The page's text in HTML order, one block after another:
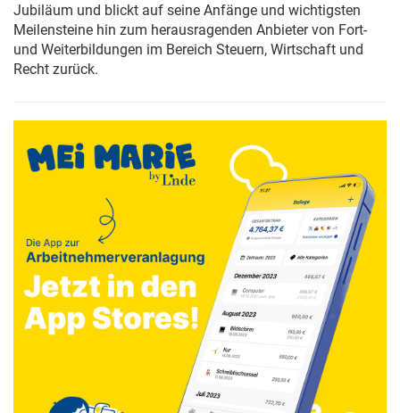
Jubiläum und blickt auf seine Anfänge und wichtigsten
Meilensteine hin zum herausragenden Anbieter von Fort-
und Weiterbildungen im Bereich Steuern, Wirtschaft und
Recht zurück.